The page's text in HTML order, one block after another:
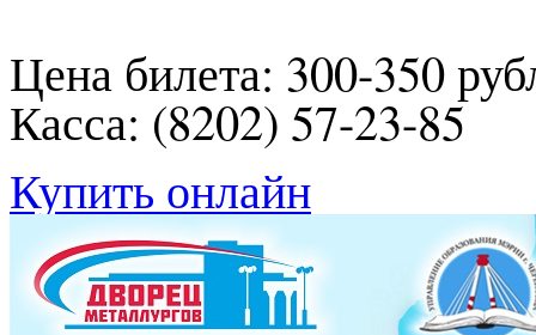
Цена билета: 300-350
Касса: (8202) 57-23-85
Купить онлайн